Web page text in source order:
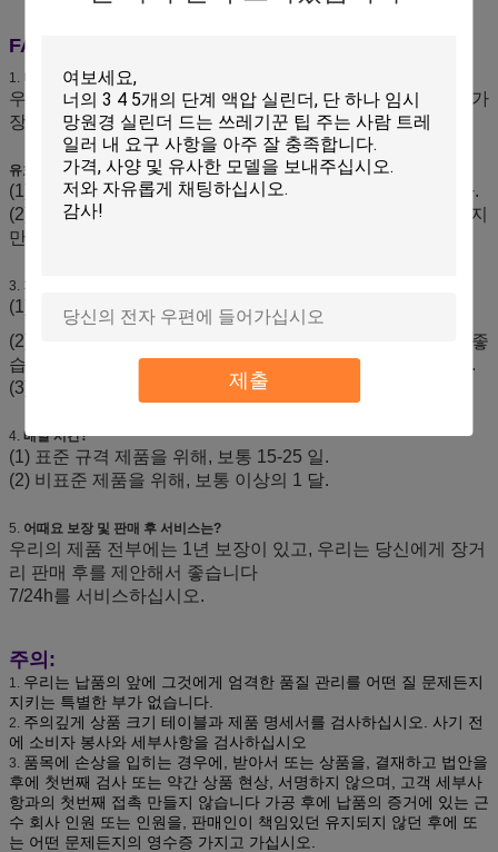
제출
FAQ:
1. 나는 어떻게 살지 어느 모형을 결정해서 좋습니까?
우리는 당신의 필요조건에 의하여 정보통 후에 당신을 위한 가
장 적당한 기계를 추천할 것입니다.
유효한 2.OME 서비스?
(1) 보통, 우리는 우리의 디자인으로 제품을 제조할 것입니다.
(2) 우리는 또한 클라이언트의 필요조건에 따라 어떤 제품든지
만들어서 좋습니다.
3. 지불 방법은 무엇입니까?
(1) T/T: 미리.
(2) 서쪽 조합: 우리는 작은 지불 (below3000)를 받아들여서 좋
습니다, 그러나 은행 책임은 구매자에 의해 지불될 것입니다.
(3) L/C는 총계가 충분히 큰 경우에 수락가능합니다.
4. 배달 시간?
(1) 표준 규격 제품을 위해, 보통 15-25 일.
(2) 비표준 제품을 위해, 보통 이상의 1 달.
5. 어때요 보장 및 판매 후 서비스는?
우리의 제품 전부에는 1년 보장이 있고, 우리는 당신에게 장거
리 판매 후를 제안해서 좋습니다
7/24h를 서비스하십시오.
주의:
1. 우리는 납품의 앞에 그것에게 엄격한 품질 관리를 어떤 질 문제든지
지키는 특별한 부가 없습니다.
2. 주의깊게 상품 크기 테이블과 제품 명세서를 검사하십시오. 사기 전
에 소비자 봉사와 세부사항을 검사하십시오
3. 품목에 손상을 입히는 경우에, 받아서 또는 상품을, 결재하고 법안을
후에 첫번째 검사 또는 약간 상품 현상, 서명하지 않으며, 고객 세부사
항과의 첫번째 접촉 만들지 않습니다 가공 후에 납품의 증거에 있는 근
수 회사 인원 또는 인원을, 판매인이 책임있던 유지되지 않던 후에 또
는 어떤 문제든지의 영수증 가지고 가십시오.